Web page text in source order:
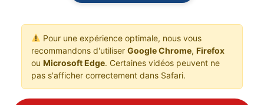
Pour une expérience optimale, nous vous
recommandons d'utiliser Google Chrome, Firefox
ou Microsoft Edge. Certaines vidéos peuvent ne
pas s'afficher correctement dans Safari.